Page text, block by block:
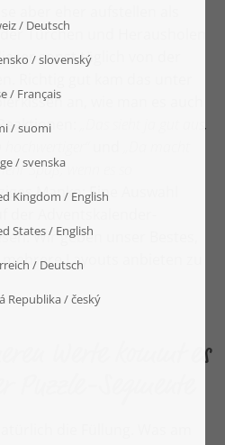
aber eher aufstellen als
Türchen und Herausholen
sonst täglich von der
Richtig gut kam das unter
an, wie man es auch
„Das sieht ja gut aus,
Spaß, wenn es so
Manko: Eine Auswahl
Adventskalender-
Wir geben unser Bestes,
Layouts anbieten zu
Werte kommt es
die Füllung. Was am